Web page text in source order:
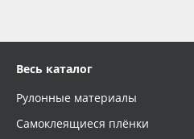
Весь каталог
Рулонные материалы
Самоклеящиеся плёнки